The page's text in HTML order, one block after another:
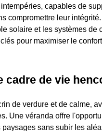
capables de
compromettre leur
solaire et les systèmes de
pour maximiser le
cadre de vie
de verdure et de calme,
Une véranda offre
paysages sans subir les